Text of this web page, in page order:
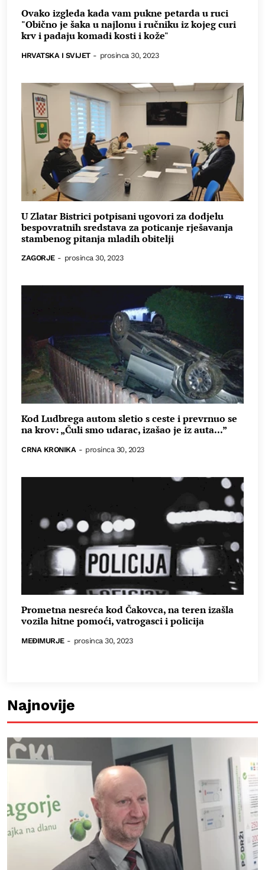
Ovako izgleda kada vam pukne petarda u ruci
"Obično je šaka u najlonu i ručniku iz kojeg curi
krv i padaju komadi kosti i kože"
HRVATSKA I SVIJET - prosinca 30, 2023
U Zlatar Bistrici potpisani ugovori za dodjelu
bespovratnih sredstava za poticanje rješavanja
stambenog pitanja mladih obitelji
ZAGORJE - prosinca 30, 2023
Kod Ludbrega autom sletio s ceste i prevrnuo se
na krov: „Čuli smo udarac, izašao je iz auta...”
CRNA KRONIKA - prosinca 30, 2023
Prometna nesreća kod Čakovca, na teren izašla
vozila hitne pomoći, vatrogasci i policija
MEĐIMURJE - prosinca 30, 2023
Najnovije